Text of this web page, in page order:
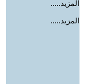
المزيد.....
المزيد.....